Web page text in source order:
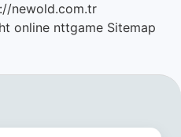
newold.com.tr
online nttgame Sitemap